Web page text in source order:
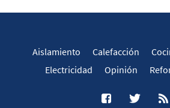
Aislamiento Calefacción
Electricidad
Opinión